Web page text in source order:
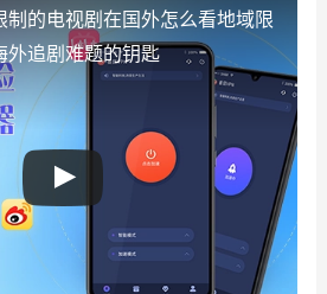
的电视剧 在国外怎么看地域限
外追剧难题的钥匙